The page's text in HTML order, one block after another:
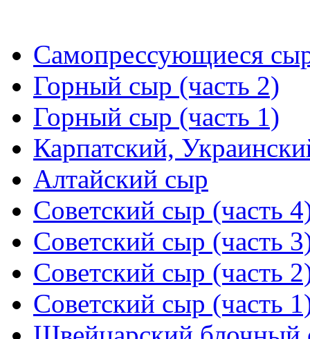
Самопрессующиеся
Горный сыр (часть 2)
Горный сыр (часть 1)
Карпатский,
Алтайский сыр
Советский сыр (часть
Советский сыр (часть
Советский сыр (часть
Советский сыр (часть